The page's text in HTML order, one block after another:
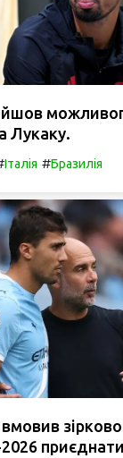
Лукаку.
Італія #Бразилія